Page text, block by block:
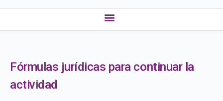
Fórmulas jurídicas para continuar la
actividad